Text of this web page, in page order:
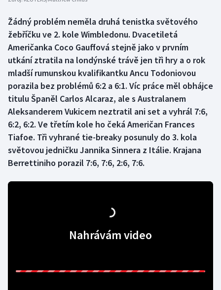
Box
Curling
Dostihy
Florbal
Futsal
Golf
Gymnastika
Žádný problém neměla druhá tenistka světového
žebříčku ve 2. kole Wimbledonu. Dvacetiletá
Američanka Coco Gauffová stejně jako v prvním
utkání ztratila na londýnské trávě jen tři hry a o rok
mladší rumunskou kvalifikantku Ancu Todoniovou
porazila bez problémů 6:2 a 6:1. Víc práce měl obhájce
titulu Španěl Carlos Alcaraz, ale s Australanem
Aleksanderem Vukicem neztratil ani set a vyhrál 7:6,
6:2, 6:2. Ve třetím kole ho čeká Američan Frances
Tiafoe. Tři vyhrané tie-breaky posunuly do 3. kola
světovou jedničku Jannika Sinnera z Itálie. Krajana
Berrettiniho porazil 7:6, 7:6, 2:6, 7:6.
Nahrávám video